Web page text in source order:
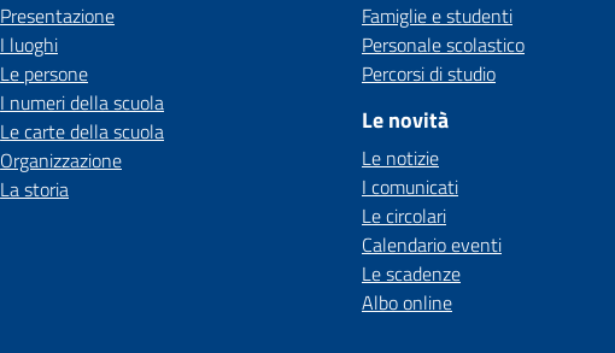
Presentazione
I luoghi
Le persone
I numeri della scuola
Le carte della scuola
Organizzazione
La storia
Famiglie e studenti
Personale scolastico
Percorsi di studio
Le novità
Le notizie
I comunicati
Le circolari
Calendario eventi
Le scadenze
Albo online